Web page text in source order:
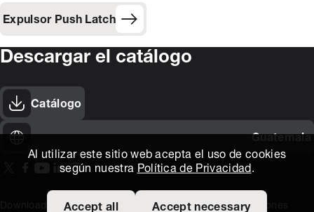
Al utilizar este sitio web acepta el uso de cookies
según nuestra Política de Privacidad .
Accept all Accept necessary
Expulsor Push Latch
Descargar el catálogo
Catálogo
Guatemala
On our X page
(Opens in new window)
On our Facebook page
(Opens in new window)
On our Youtube page
(Opens in new window)
(Opens in new window)
On our Instagram page
(Opens in new window)
Download areaTitus Expertise ExtranetTerminos y Condiciones